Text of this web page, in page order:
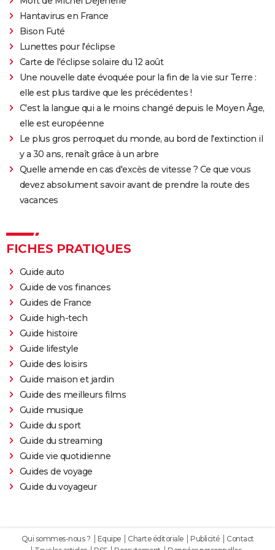
Hantavirus en France
Bison Futé
Lunettes pour l'éclipse
Carte de l'éclipse solaire du 12 août
Une nouvelle date évoquée pour la fin de la vie sur Terre :
elle est plus tardive que les précédentes !
C'est la langue qui a le moins changé depuis le Moyen Âge,
elle est européenne
Le plus gros perroquet du monde, au bord de l'extinction il
y a 30 ans, renaît grâce à un arbre
Quelle amende en cas d'excès de vitesse ? Ce que vous
devez absolument savoir avant de prendre la route des
vacances
FICHES PRATIQUES
Guide auto
Guide de vos finances
Guides de France
Guide high-tech
Guide histoire
Guide lifestyle
Guide des loisirs
Guide maison et jardin
Guide des meilleurs films
Guide musique
Guide du sport
Guide du streaming
Guide vie quotidienne
Guides de voyage
Guide du voyageur
Qui sommes-nous ? Equipe Charte éditoriale Publicité
Contact